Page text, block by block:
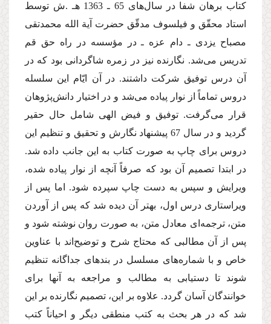
كتاب برهان شفا در سال‌های 65 ـ 1363 هـ .ش توسط
استاد محقّق و فیلسوف مدقّق حضرت آیة الله محمدتقی
مصباح یزدی ـ دام عزه ـ در مؤسسه در راه حق قم
تدریس می‌شد. نگارنده نیز در زمره شاگردانی بود كه در
آن درس توفیق شركت داشتند. در آن ایّام این سلسله
دروس تماماً از نوار پیاده می‌شد و در اختیار دانش‌پژوهان
قرار می‌گرفت. توفیق و فیض الهی شامل حال حقیر
گردید و در سال 67 پیشنهاد نگارش و تحقیق و تنظیم این
دروس برای چاپ به صورت كتاب به این جانب داده شد.
در ابتدا تصمیم آن بود كه صرفاً آنچه از نوار پیاده شده،
ویرایش و سپس به دست چاپ سپرده شود. اما پس از
ویراستاری درس اول، بهتر آن دیده شد كه پس از آوردن
متن، ترجمه‌ای معادل متن، به صورت روان نوشته شود و
پس از آن مطالبی كه محتاج شرح و توضیح‌اند با عناوین
خاص و با شماره‌های مسلسل در بندهای جداگانه تنظیم
شوند تا دستیابی به مطالب و مراجعه به آنها برای
خوانندگان آسان گردد. علاوه بر این، تصمیم نگارنده بر این
شد كه در هر بحث به كتب منطقی دیگر و احیاناً كتب